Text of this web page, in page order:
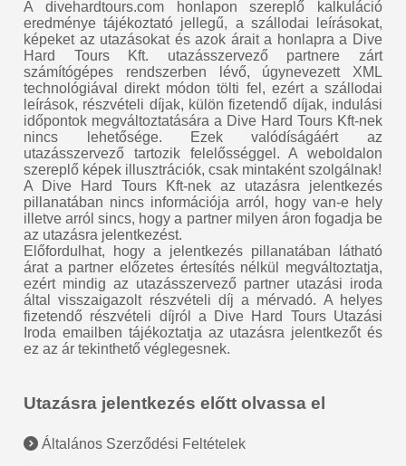
A divehardtours.com honlapon szereplő kalkuláció
eredménye tájékoztató jellegű, a szállodai leírásokat,
képeket az utazásokat és azok árait a honlapra a Dive
Hard Tours Kft. utazásszervező partnere zárt
számítógépes rendszerben lévő, úgynevezett XML
technológiával direkt módon tölti fel, ezért a szállodai
leírások, részvételi díjak, külön fizetendő díjak, indulási
időpontok megváltoztatására a Dive Hard Tours Kft-nek
nincs lehetősége. Ezek valódíságáért az
utazásszervező tartozik felelősséggel. A weboldalon
szereplő képek illusztrációk, csak mintaként szolgálnak!
A Dive Hard Tours Kft-nek az utazásra jelentkezés
pillanatában nincs információja arról, hogy van-e hely
illetve arról sincs, hogy a partner milyen áron fogadja be
az utazásra jelentkezést.
Előfordulhat, hogy a jelentkezés pillanatában látható
árat a partner előzetes értesítés nélkül megváltoztatja,
ezért mindig az utazásszervező partner utazási iroda
által visszaigazolt részvételi díj a mérvadó. A helyes
fizetendő részvételi díjról a Dive Hard Tours Utazási
Iroda emailben tájékoztatja az utazásra jelentkezőt és
ez az ár tekinthető véglegesnek.
Utazásra jelentkezés előtt olvassa el
Általános Szerződési Feltételek